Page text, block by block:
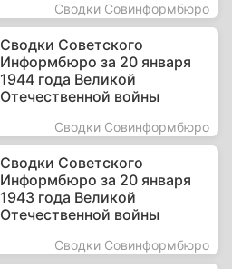
Сводки Совинформбюро
Сводки Советского
Информбюро за 20 января
1944 года Великой
Отечественной войны
Сводки Совинформбюро
Сводки Советского
Информбюро за 20 января
1943 года Великой
Отечественной войны
Сводки Совинформбюро